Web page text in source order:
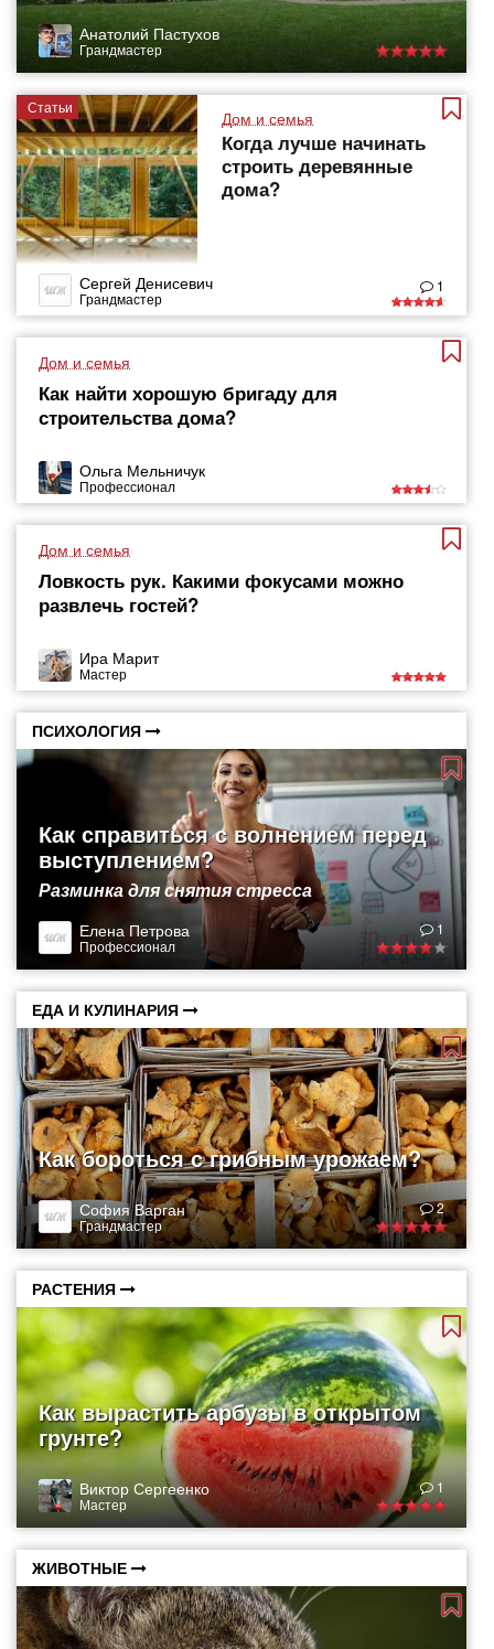
Анатолий Пастухов
Грандмастер
Статьи
Дом и семья
Когда лучше начинать
строить деревянные
дома?
Сергей Денисевич
Грандмастер
1
Дом и семья
Как найти хорошую бригаду для
строительства дома?
Ольга Мельничук
Профессионал
Дом и семья
Ловкость рук. Какими фокусами можно
развлечь гостей?
Ира Марит
Мастер
ПСИХОЛОГИЯ
Как справиться с волнением перед
выступлением?
Разминка для снятия стресса
Елена Петрова
Профессионал
1
ЕДА И КУЛИНАРИЯ
Как бороться с грибным урожаем?
София Варган
Грандмастер
2
РАСТЕНИЯ
Как вырастить арбузы в открытом
грунте?
Виктор Сергеенко
Мастер
1
ЖИВОТНЫЕ